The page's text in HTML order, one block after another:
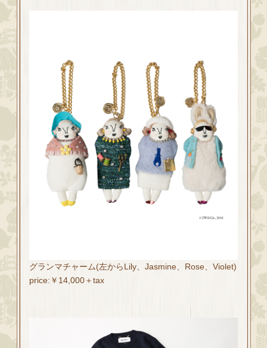
グランマチャーム(左からLily、Jasmine、Rose、Violet)
price:￥14,000＋tax